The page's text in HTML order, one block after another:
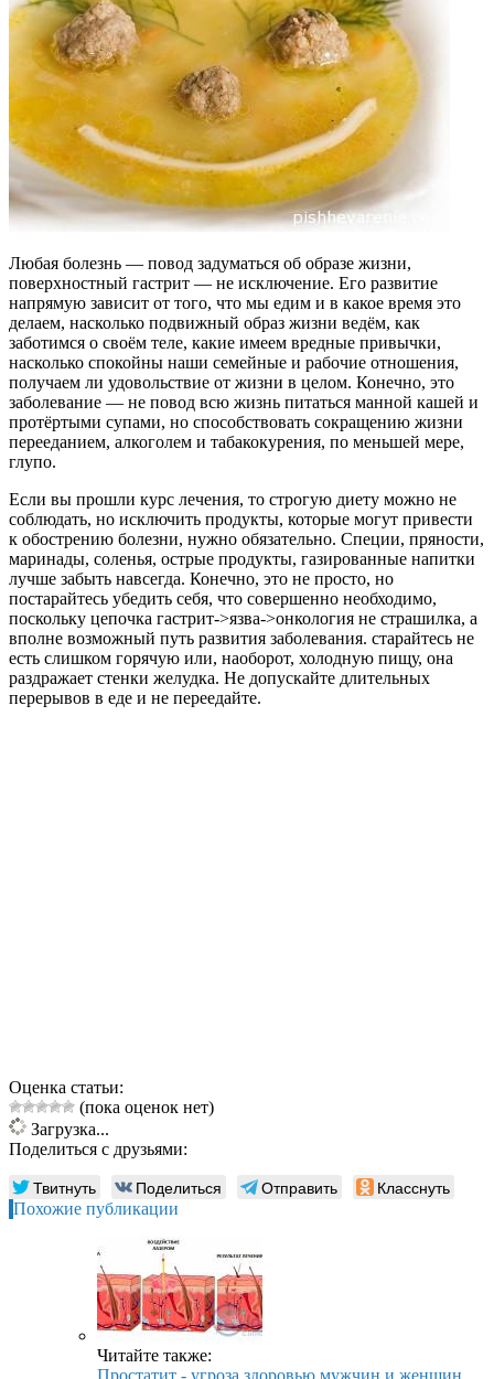
Любая болезнь — повод задуматься об образе жизни,
поверхностный гастрит — не исключение. Его развитие
напрямую зависит от того, что мы едим и в какое время это
делаем, насколько подвижный образ жизни ведём, как
заботимся о своём теле, какие имеем вредные привычки,
насколько спокойны наши семейные и рабочие отношения,
получаем ли удовольствие от жизни в целом. Конечно, это
заболевание — не повод всю жизнь питаться манной кашей и
протёртыми супами, но способствовать сокращению жизни
перееданием, алкоголем и табакокурения, по меньшей мере,
глупо.
Если вы прошли курс лечения, то строгую диету можно не
соблюдать, но исключить продукты, которые могут привести
к обострению болезни, нужно обязательно. Специи, пряности,
маринады, соленья, острые продукты, газированные напитки
лучше забыть навсегда. Конечно, это не просто, но
постарайтесь убедить себя, что совершенно необходимо,
поскольку цепочка гастрит->язва->онкология не страшилка, а
вполне возможный путь развития заболевания. старайтесь не
есть слишком горячую или, наоборот, холодную пищу, она
раздражает стенки желудка. Не допускайте длительных
перерывов в еде и не переедайте.
Оценка статьи:
(пока оценок нет)
Загрузка...
Поделиться с друзьями:
Твитнуть Поделиться Отправить Класснуть
Похожие публикации
Читайте также:
Простатит - угроза здоровью мужчин и женщин